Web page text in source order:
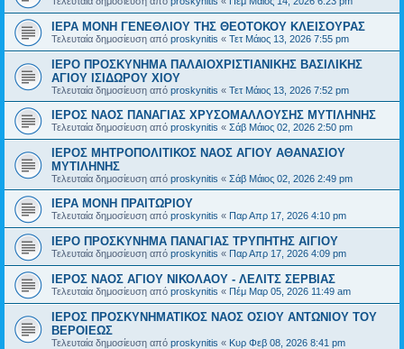
ΙΕΡΑ ΜΟΝΗ ΓΕΝΕΘΛΙΟΥ ΤΗΣ ΘΕΟΤΟΚΟΥ ΚΛΕΙΣΟΥΡΑΣ
Τελευταία δημοσίευση από proskynitis « Τετ Μάιος 13, 2026 7:55 pm
ΙΕΡΟ ΠΡΟΣΚΥΝΗΜΑ ΠΑΛΑΙΟΧΡΙΣΤΙΑΝΙΚΗΣ ΒΑΣΙΛΙΚΗΣ
ΑΓΙΟΥ ΙΣΙΔΩΡΟΥ ΧΙΟΥ
Τελευταία δημοσίευση από proskynitis « Τετ Μάιος 13, 2026 7:52 pm
ΙΕΡΟΣ ΝΑΟΣ ΠΑΝΑΓΙΑΣ ΧΡΥΣΟΜΑΛΛΟΥΣΗΣ ΜΥΤΙΛΗΝΗΣ
Τελευταία δημοσίευση από proskynitis « Σάβ Μάιος 02, 2026 2:50 pm
ΙΕΡΟΣ ΜΗΤΡΟΠΟΛΙΤΙΚΟΣ ΝΑΟΣ ΑΓΙΟΥ ΑΘΑΝΑΣΙΟΥ
ΜΥΤΙΛΗΝΗΣ
Τελευταία δημοσίευση από proskynitis « Σάβ Μάιος 02, 2026 2:49 pm
ΙΕΡΑ ΜΟΝΗ ΠΡΑΙΤΩΡΙΟΥ
Τελευταία δημοσίευση από proskynitis « Παρ Απρ 17, 2026 4:10 pm
ΙΕΡΟ ΠΡΟΣΚΥΝΗΜΑ ΠΑΝΑΓΙΑΣ ΤΡΥΠΗΤΗΣ ΑΙΓΙΟΥ
Τελευταία δημοσίευση από proskynitis « Παρ Απρ 17, 2026 4:09 pm
ΙΕΡΟΣ ΝΑΟΣ ΑΓΙΟΥ ΝΙΚΟΛΑΟΥ - ΛΕΛΙΤΣ ΣΕΡΒΙΑΣ
Τελευταία δημοσίευση από proskynitis « Πέμ Μαρ 05, 2026 11:49 am
ΙΕΡΟΣ ΠΡΟΣΚΥΝΗΜΑΤΙΚΟΣ ΝΑΟΣ ΟΣΙΟΥ ΑΝΤΩΝΙΟΥ ΤΟΥ
ΒΕΡΟΙΕΩΣ
Τελευταία δημοσίευση από proskynitis « Κυρ Φεβ 08, 2026 8:41 pm